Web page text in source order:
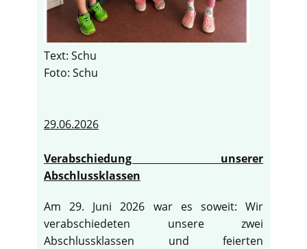
Text: Schu
Foto: Schu
29.06.2026
Verabschiedung unserer
Abschlussklassen
Am 29. Juni 2026 war es soweit: Wir
verabschiedeten unsere zwei
Abschlussklassen und feierten